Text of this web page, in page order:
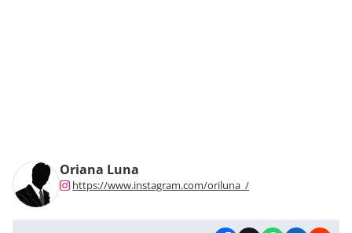
Oriana Luna
https://www.instagram.com/oriluna_/